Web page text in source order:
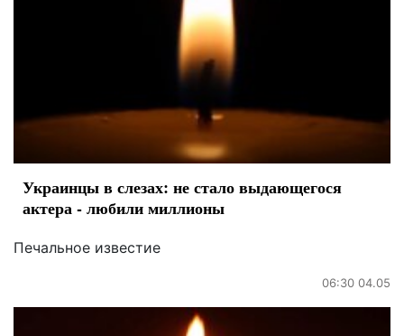
Украинцы в слезах: не стало выдающегося
актера - любили миллионы
Печальное известие
06:30 04.05